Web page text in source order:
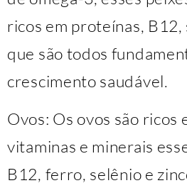
ricos em proteínas, B12,
que são todos
crescimento saudável.
Ovos: Os ovos são ricos
vitaminas e minerais
B12, ferro, selênio e